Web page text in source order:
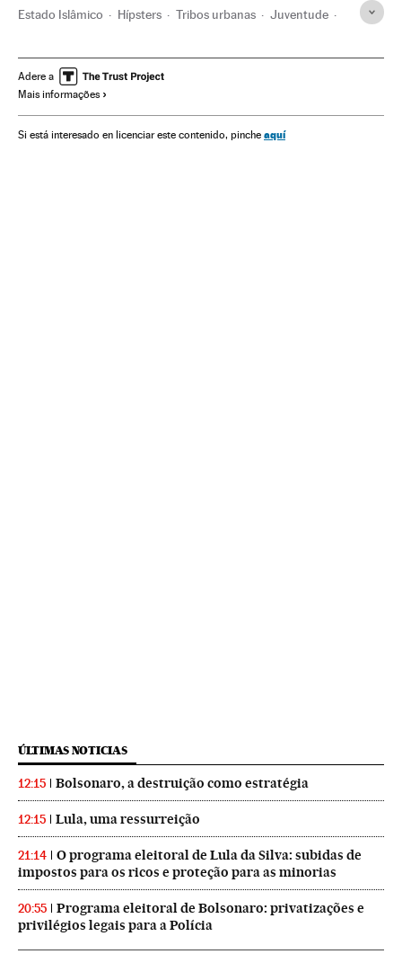
Estado Islâmico Hípsters Tribos urbanas Juventude
Grupos terroristas Conflitos
Adere a
Mais informações
Si está interesado en licenciar este contenido, pinche aquí
ÚLTIMAS NOTICIAS
12:15 Bolsonaro, a destruição como estratégia
12:15 Lula, uma ressurreição
21:14
O programa eleitoral de Lula da Silva: subidas de
impostos para os ricos e proteção para as minorias
20:55
Programa eleitoral de Bolsonaro: privatizações e
privilégios legais para a Polícia